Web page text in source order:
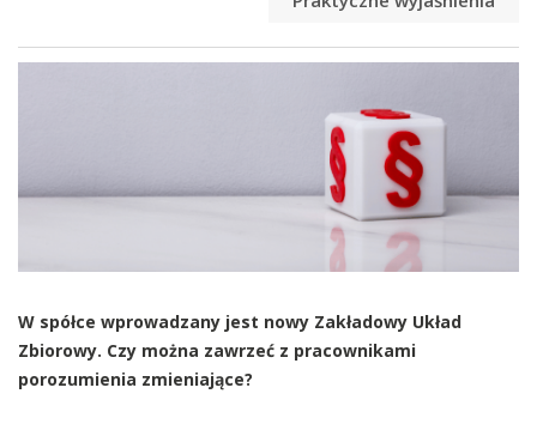
W spółce wprowadzany jest nowy Zakładowy Układ
Zbiorowy. Czy można zawrzeć z pracownikami
porozumienia zmieniające?